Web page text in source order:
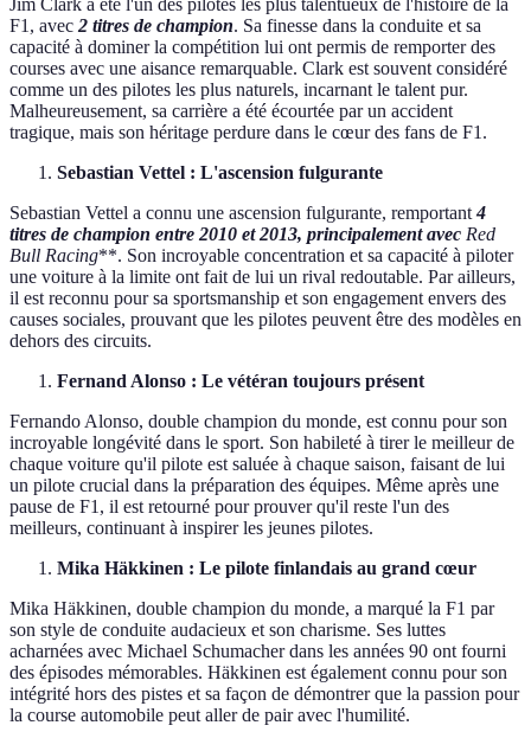
Jim Clark a été l'un des pilotes les plus talentueux de l'histoire de la
F1, avec2 titres de champion. Sa finesse dans la conduite et sa
capacité à dominer la compétition lui ont permis de remporter des
courses avec une aisance remarquable. Clark est souvent considéré
comme un des pilotes les plus naturels, incarnant le talent pur.
Malheureusement, sa carrière a été écourtée par un accident
tragique, mais son héritage perdure dans le cœur des fans de F1.
Sebastian Vettel : L'ascension fulgurante
Sebastian Vettel a connu une ascension fulgurante, remportant4
titres de champion entre 2010 et 2013, principalement avec Red
Bull Racing**. Son incroyable concentration et sa capacité à piloter
une voiture à la limite ont fait de lui un rival redoutable. Par ailleurs,
il est reconnu pour sa sportsmanship et son engagement envers des
causes sociales, prouvant que les pilotes peuvent être des modèles en
dehors des circuits.
Fernand Alonso : Le vétéran toujours présent
Fernando Alonso, double champion du monde, est connu pour son
incroyable longévité dans le sport. Son habileté à tirer le meilleur de
chaque voiture qu'il pilote est saluée à chaque saison, faisant de lui
un pilote crucial dans la préparation des équipes. Même après une
pause de F1, il est retourné pour prouver qu'il reste l'un des
meilleurs, continuant à inspirer les jeunes pilotes.
Mika Häkkinen : Le pilote finlandais au grand cœur
Mika Häkkinen, double champion du monde, a marqué la F1 par
son style de conduite audacieux et son charisme. Ses luttes
acharnées avec Michael Schumacher dans les années 90 ont fourni
des épisodes mémorables. Häkkinen est également connu pour son
intégrité hors des pistes et sa façon de démontrer que la passion pour
la course automobile peut aller de pair avec l'humilité.